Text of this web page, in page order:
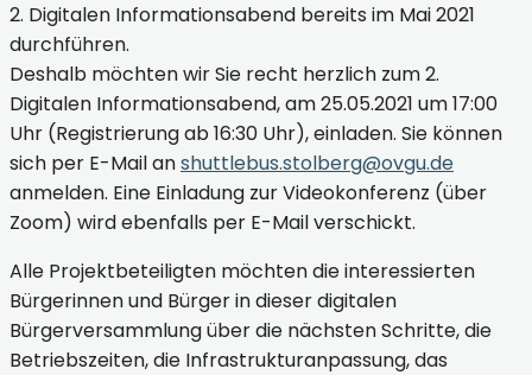
2. Digitalen Informationsabend bereits im Mai 2021
durchführen.
Deshalb möchten wir Sie recht herzlich zum 2.
Digitalen Informationsabend, am 25.05.2021 um 17:00
Uhr (Registrierung ab 16:30 Uhr), einladen. Sie können
sich per E-Mail anshuttlebus.stolberg@ovgu.de
anmelden. Eine Einladung zur Videokonferenz (über
Zoom) wird ebenfalls per E-Mail verschickt.
Alle Projektbeteiligten möchten die interessierten
Bürgerinnen und Bürger in dieser digitalen
Bürgerversammlung über die nächsten Schritte, die
Betriebszeiten, die Infrastrukturanpassung, das